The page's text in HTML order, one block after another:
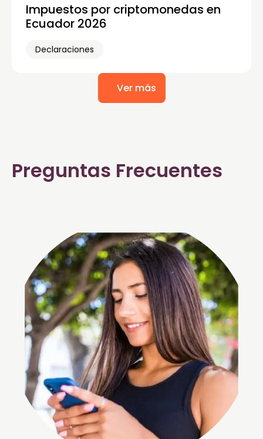
Impuestos por criptomonedas en
Ecuador 2026
Declaraciones
Ver más
Preguntas Frecuentes